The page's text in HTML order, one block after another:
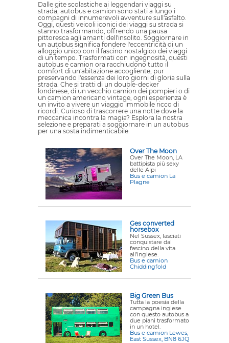
Dalle gite scolastiche ai leggendari viaggi su
strada, autobus e camion sono stati a lungo i
compagni di innumerevoli avventure sull'asfalto.
Oggi, questi veicoli iconici dei viaggi su strada si
stanno trasformando, offrendo una pausa
pittoresca agli amanti dell'insolito. Soggiornare in
un autobus significa fondere l'eccentricità di un
alloggio unico con il fascino nostalgico dei viaggi
di un tempo. Trasformati con ingegnosità, questi
autobus e camion ora racchiudono tutto il
comfort di un'abitazione accogliente, pur
preservando l'essenza dei loro giorni di gloria sulla
strada. Che si tratti di un double-decker
londinese, di un vecchio camion dei pompieri o di
un camion americano vintage, ogni esperienza è
un invito a vivere un viaggio immobile ricco di
ricordi. Curioso di trascorrere una notte dove la
meccanica incontra la magia? Esplora la nostra
selezione e preparati a soggiornare in un autobus
per una sosta indimenticabile.
Over The Moon
Over The Moon, LA
battipista più sexy
delle Alpi
Bus e camion La
Plagne
Ges converted
horsebox
Nel Sussex, lasciati
conquistare dal
fascino della vita
all’inglese.
Bus e camion
Chiddingfold
Big Green Bus
Tutta la poesia della
campagna inglese
con questo autobus a
due piani trasformato
in un hotel.
Bus e camion Lewes,
East Sussex, BN8 6JQ